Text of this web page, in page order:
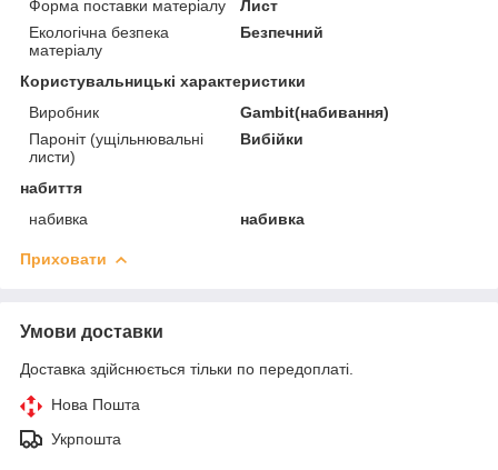
Форма поставки матеріалу
Лист
Екологічна безпека
матеріалу
Безпечний
Користувальницькі характеристики
Виробник
Gambit(набивання)
Пароніт (ущільнювальні
листи)
Вибійки
набиття
набивка
набивка
Приховати
Умови доставки
Доставка здійснюється тільки по передоплаті.
Нова Пошта
Укрпошта